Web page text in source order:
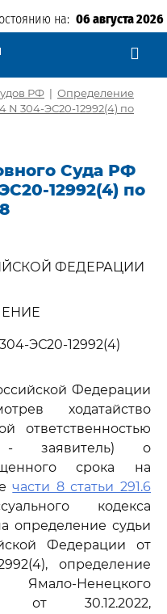
на: 06 августа 2026
РФ | Определение
N 304-ЭС20-12992(4) по
Суда РФ
12992(4) по
ФЕДЕРАЦИИ
ЭС20-12992(4)
Федерации
ходатайство
ответственностью
- заявитель) о
срока на
части 8 статьи 291.6
кодекса
определение судьи
Федерации от
определение
Ненецкого
от 30.12.2022,